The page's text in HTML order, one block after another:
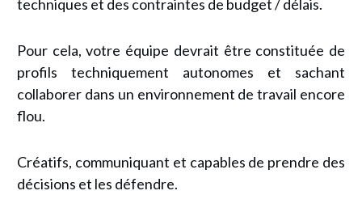
techniques et des contraintes de budget / délais.
Pour cela, votre équipe devrait être constituée de
profils techniquement autonomes et sachant
collaborer dans un environnement de travail encore
flou.
Créatifs, communiquant et capables de prendre des
décisions et les défendre.